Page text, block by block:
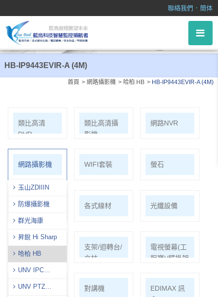
聯絡我們 ． 簡体
HB-IP9443EVIR-A (4M)
首頁 網路攝影機 哈柏 HB HB-IP9443EVIR-A (4M)
類比高清
DVR
類比高清攝
影機
網路NVR
網路攝影機
玉山ZDIIIN
防爆攝影機
群光海康
昇銳 Hi Sharp
哈柏 HB
UNV IPC
UNV PTZ
WIFI套裝 螢石
麥克風系列 各式線材 光纖設備
耗材/手工具/
接頭/漏電盒
支架/迴轉台/
立柱
電視螢幕(工
程寶)/壁掛架
門禁系統 對講機
EDIMAX 訊